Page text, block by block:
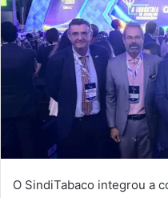
O SindiTabaco integrou a